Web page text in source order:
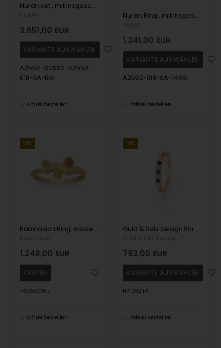
Nuran set , mit insgesamt 0,72 ct Wesselton SI
3.651,00 EUR
A2552-Ø2552-V2552-
018-SA-RG
Artikel bestellen
Nuran Ring , mit insgesamt 0,18 ct Wesselton SI
1.341,00 EUR
A2552-018-SA-14RG
Artikel bestellen
19%
Rabinovich Ring, model 76350357
1.248,00 EUR
76350357
Artikel bestellen
19%
Guld & Sølv design Ring, model 6438/14
793,00 EUR
6438/14
Artikel bestellen